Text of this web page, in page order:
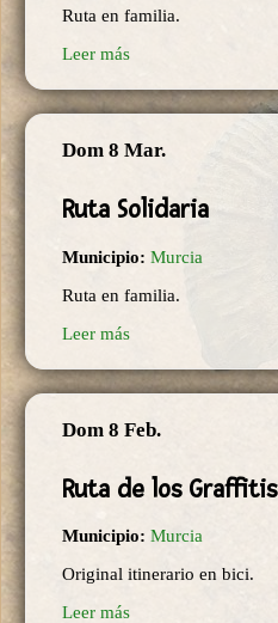
Ruta en familia.
Leer más
Dom 8 Mar.
Ruta Solidaria
Municipio: Murcia
Ruta en familia.
Leer más
Dom 8 Feb.
Ruta de los Graffitis
Municipio: Murcia
Original itinerario en bici.
Leer más